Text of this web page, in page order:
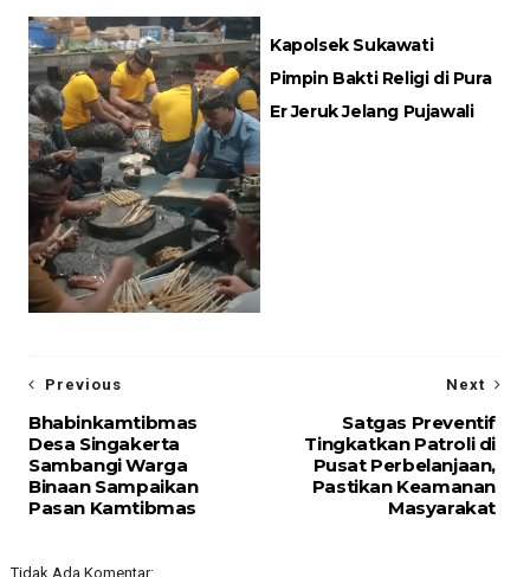
Kapolsek Sukawati
Pimpin Bakti Religi di Pura
Er Jeruk Jelang Pujawali
Next
Satgas Preventif
Tingkatkan Patroli di
Pusat Perbelanjaan,
Pastikan Keamanan
Masyarakat
Previous
Bhabinkamtibmas
Desa Singakerta
Sambangi Warga
Binaan Sampaikan
Pasan Kamtibmas
Tidak Ada Komentar: